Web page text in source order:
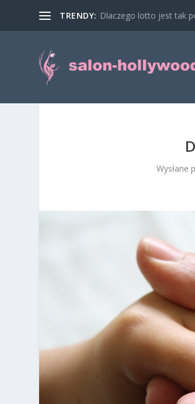
TRENDY: Dlaczego lotto jest tak
Wysłane